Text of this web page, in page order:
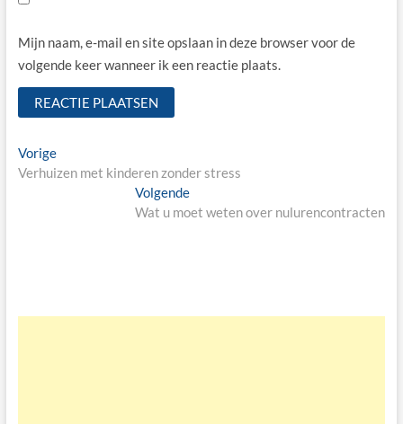
Mijn naam, e-mail en site opslaan in deze browser voor de
volgende keer wanneer ik een reactie plaats.
Bericht
navigatie
VorigeVorige
bericht:
Verhuizen met kinderen zonder stress
VolgendeVolgende
bericht:
Wat u moet weten over nulurencontracten